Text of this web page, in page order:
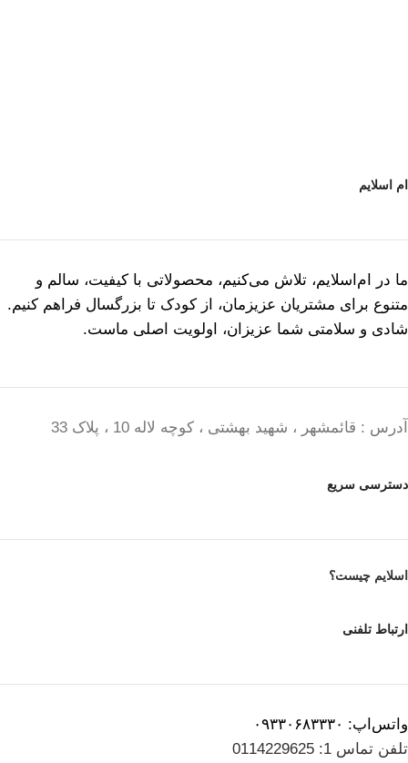
ام اسلایم
ما در ام‌اسلایم، تلاش می‌کنیم، محصولاتی با کیفیت، سالم و
متنوع برای مشتریان عزیزمان، از کودک تا بزرگسال فراهم کنیم.
شادی و سلامتی شما عزیزان، اولویت اصلی ماست.
آدرس : قائمشهر ، شهید بهشتی ، کوچه لاله 10 ، پلاک 33
دسترسی سریع
اسلایم چیست؟
ارتباط تلفنی
واتس‌اپ: ۰۹۳۳۰۶۸۳۳۳۰
تلفن تماس 1: 0114229625